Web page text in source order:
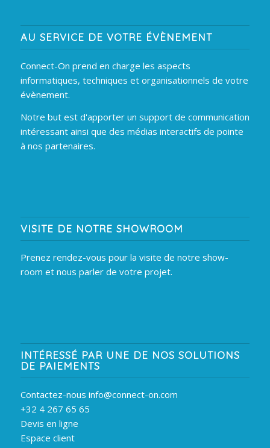
AU SERVICE DE VOTRE ÉVÈNEMENT
Connect-On prend en charge les aspects
informatiques, techniques et organisationnels de votre
évènement.
Notre but est d'apporter un support de communication
intéressant ainsi que des médias interactifs de pointe
à nos partenaires.
VISITE DE NOTRE SHOWROOM
Prenez rendez-vous pour la visite de notre show-
room et nous parler de votre projet.
INTÉRESSÉ PAR UNE DE NOS SOLUTIONS
DE PAIEMENTS
Contactez-nous info@connect-on.com
+32 4 267 65 65
Devis en ligne
Espace client